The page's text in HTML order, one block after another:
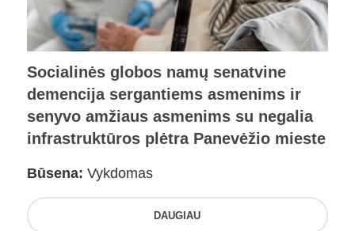
Socialinės globos namų senatvine
demencija sergantiems asmenims ir
senyvo amžiaus asmenims su negalia
infrastruktūros plėtra Panevėžio mieste
Būsena: Vykdomas
DAUGIAU